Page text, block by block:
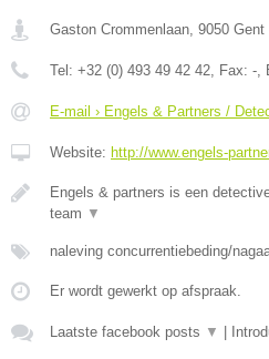
Gaston Crommenlaan, 9050 Gent
Tel: +32 (0) 493 49 42 42, Fax: -,
E-mail › Engels & Partners /
Website: http://www.engels-
Engels & partners is een
team ▼
naleving concurrentiebeding/
Er wordt gewerkt op afspraak.
Laatste facebook posts ▼